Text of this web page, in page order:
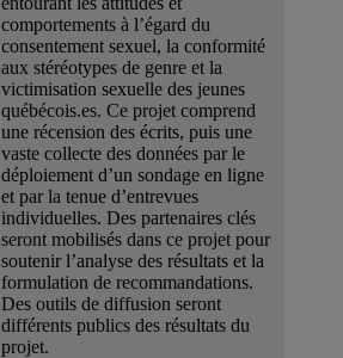
comportements à l’égard du
consentement sexuel, la conformité
aux stéréotypes de genre et la
victimisation sexuelle des jeunes
québécois.es. Ce projet comprend
une récension des écrits, puis une
vaste collecte des données par le
déploiement d’un sondage en ligne
et par la tenue d’entrevues
individuelles. Des partenaires clés
seront mobilisés dans ce projet pour
soutenir l’analyse des résultats et la
formulation de recommandations.
Des outils de diffusion seront
différents publics des résultats du
projet.